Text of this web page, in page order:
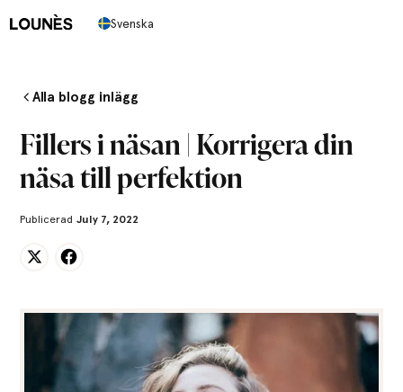
Svenska
Alla blogg inlägg
Fillers i näsan | Korrigera din
näsa till perfektion
Publicerad July 7, 2022